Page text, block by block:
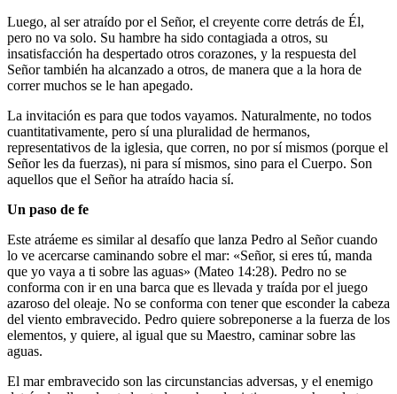
Luego, al ser atraído por el Señor, el creyente corre detrás de Él,
pero no va solo. Su hambre ha sido contagiada a otros, su
insatisfacción ha despertado otros corazones, y la respuesta del
Señor también ha alcanzado a otros, de manera que a la hora de
correr muchos se le han apegado.
La invitación es para que todos vayamos. Naturalmente, no todos
cuantitativamente, pero sí una pluralidad de hermanos,
representativos de la iglesia, que corren, no por sí mismos (porque el
Señor les da fuerzas), ni para sí mismos, sino para el Cuerpo. Son
aquellos que el Señor ha atraído hacia sí.
Un paso de fe
Este atráeme es similar al desafío que lanza Pedro al Señor cuando
lo ve acercarse caminando sobre el mar: «Señor, si eres tú, manda
que yo vaya a ti sobre las aguas» (Mateo 14:28). Pedro no se
conforma con ir en una barca que es llevada y traída por el juego
azaroso del oleaje. No se conforma con tener que esconder la cabeza
del viento embravecido. Pedro quiere sobreponerse a la fuerza de los
elementos, y quiere, al igual que su Maestro, caminar sobre las
aguas.
El mar embravecido son las circunstancias adversas, y el enemigo